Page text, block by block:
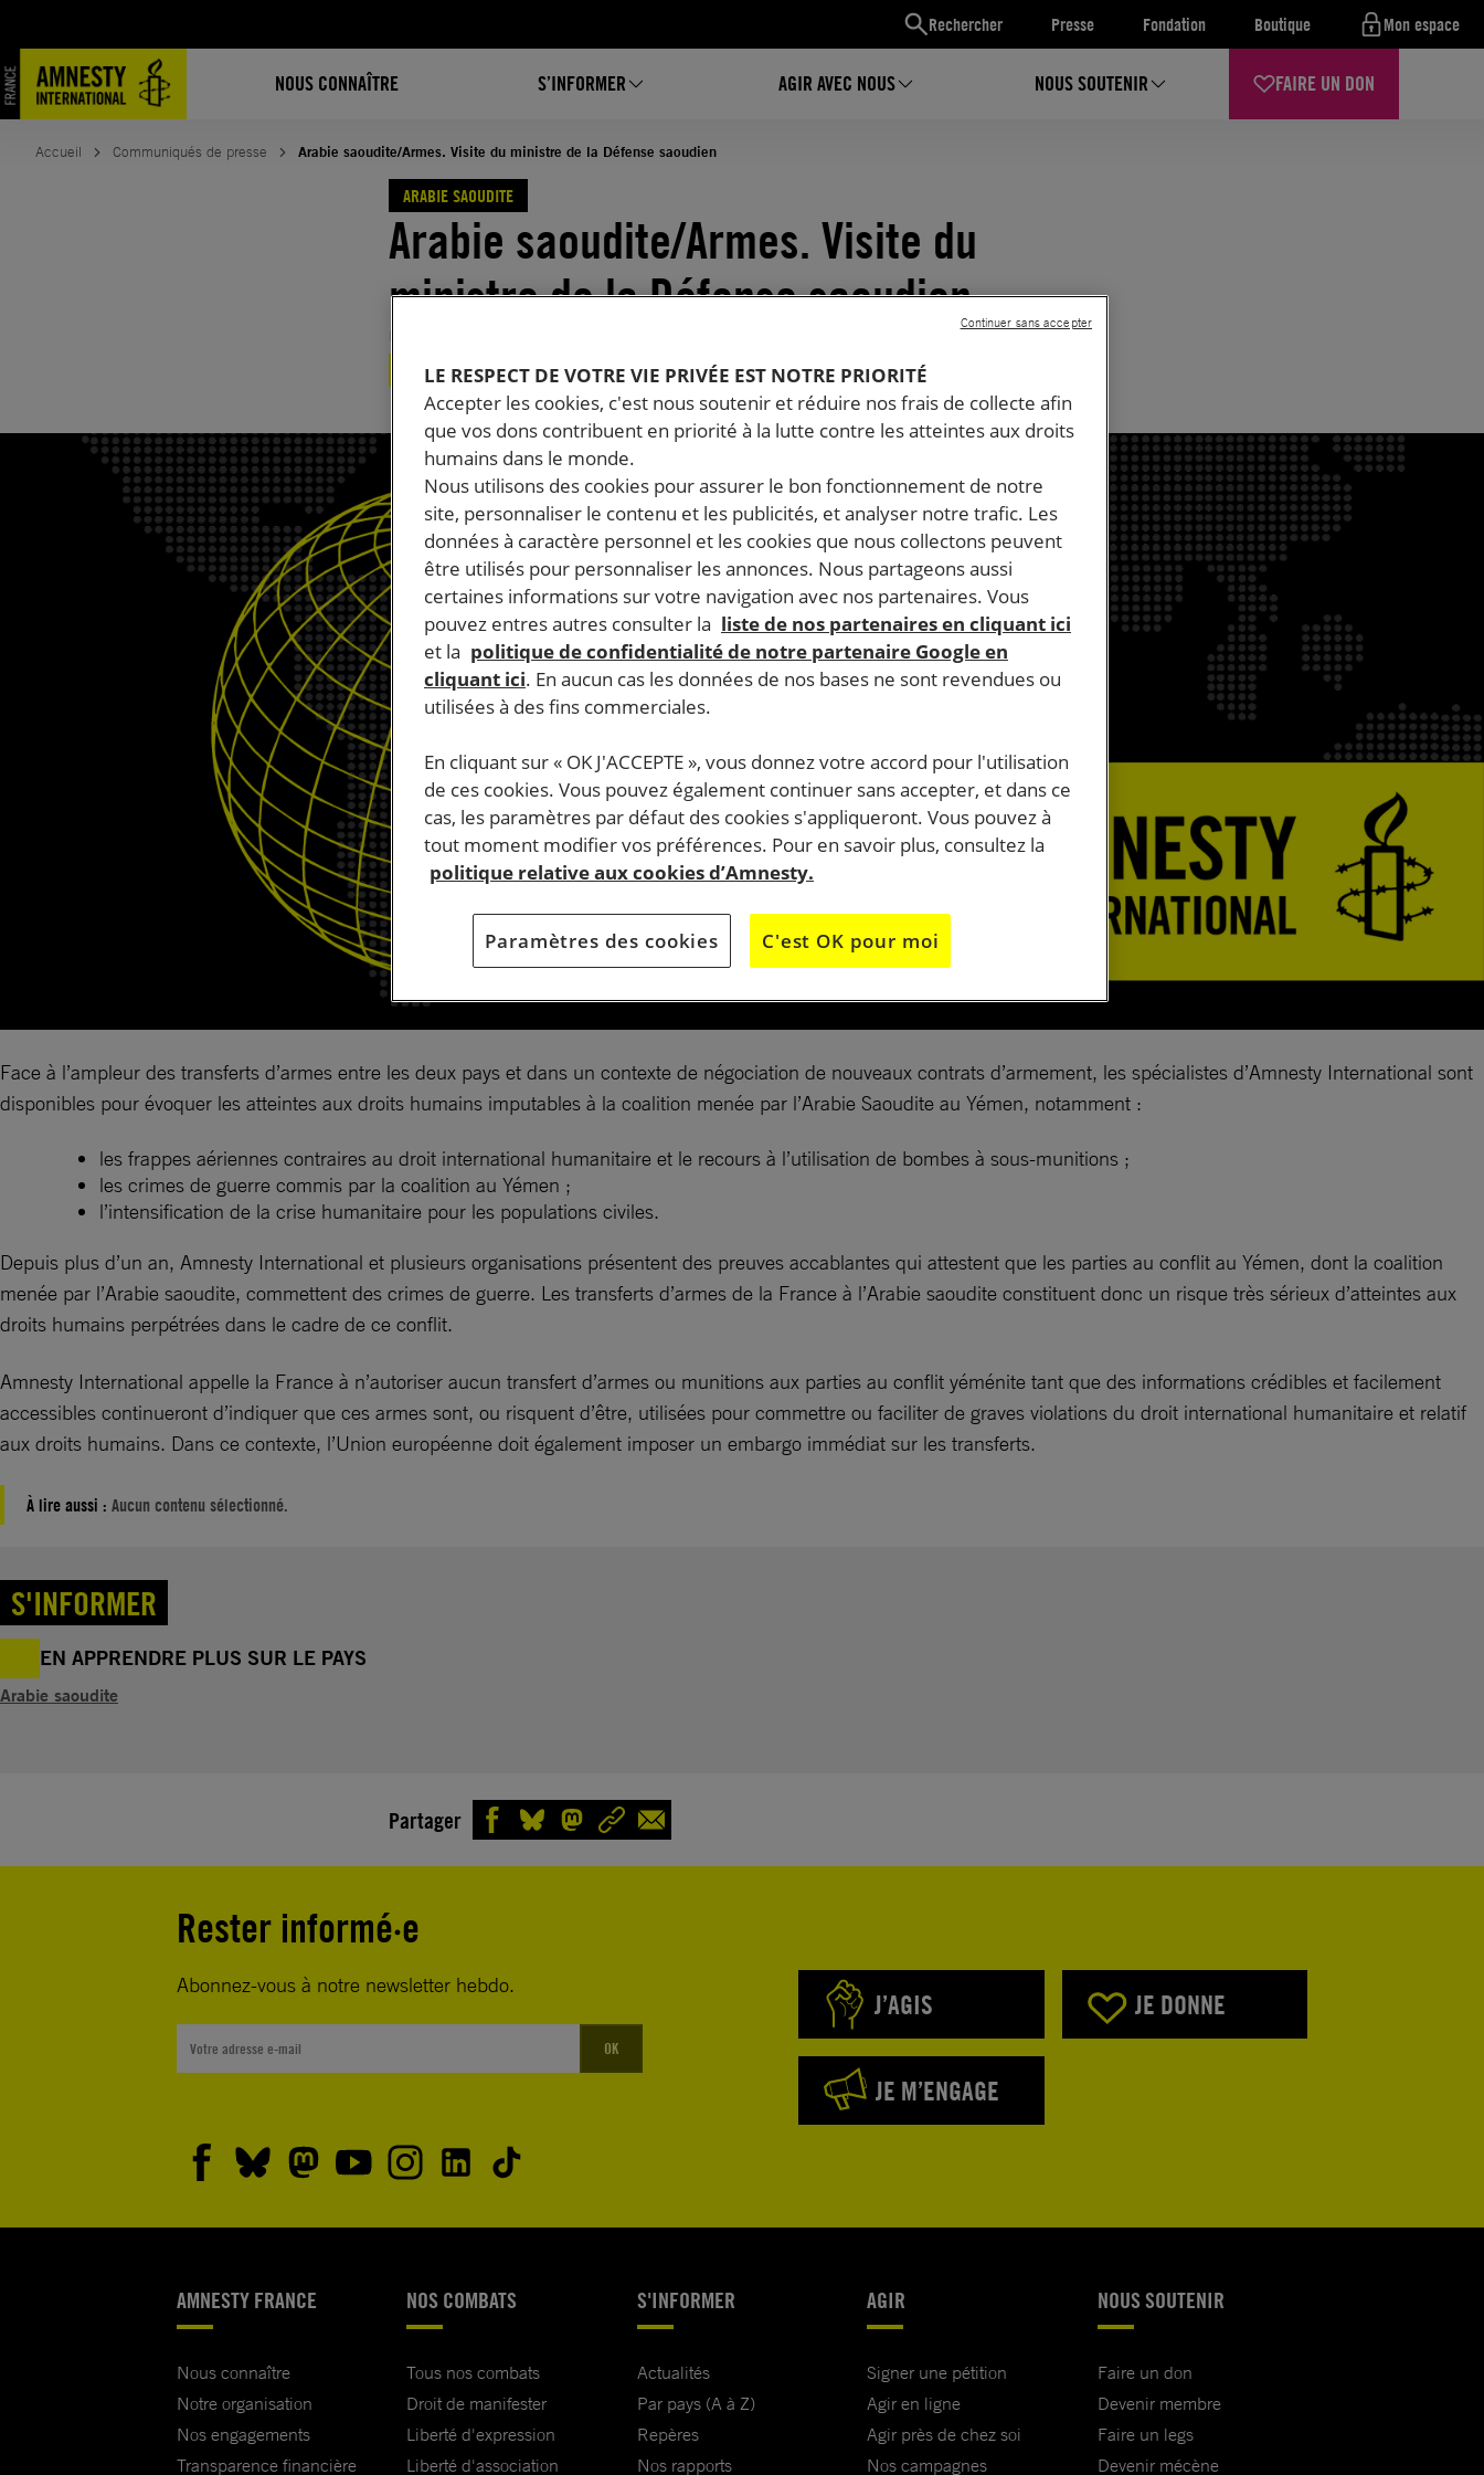
Rechercher Presse Fondation Boutique Mon espace
NOUS CONNAÎTRE S’INFORMER AGIR AVEC NOUS NOUS SOUTENIR FAIRE UN DON
contenu
Accueil Communiqués de presse Arabie saoudite/Armes. Visite du ministre de la Défense saoudien
ARABIE SAOUDITE
Arabie saoudite/Armes. Visite du
ministre de la Défense saoudien
ARABIE SAOUDITE
RESPECT DU DROIT INTERNATIONAL HUMANITAIRE
Face à l’ampleur des transferts d’armes entre les deux pays et dans un contexte de négociation de nouveaux contrats d’armement, les spécialistes d’Amnesty International sont
disponibles pour évoquer les atteintes aux droits humains imputables à la coalition menée par l’Arabie Saoudite au Yémen, notamment :
les frappes aériennes contraires au droit international humanitaire et le recours à l’utilisation de bombes à sous-munitions ;
les crimes de guerre commis par la coalition au Yémen ;
l’intensification de la crise humanitaire pour les populations civiles.
Depuis plus d’un an, Amnesty International et plusieurs organisations présentent des preuves accablantes qui attestent que les parties au conflit au Yémen, dont la coalition
menée par l’Arabie saoudite, commettent des crimes de guerre. Les transferts d’armes de la France à l’Arabie saoudite constituent donc un risque très sérieux d’atteintes aux
droits humains perpétrées dans le cadre de ce conflit.
Amnesty International appelle la France à n’autoriser aucun transfert d’armes ou munitions aux parties au conflit yéménite tant que des informations crédibles et facilement
accessibles continueront d’indiquer que ces armes sont, ou risquent d’être, utilisées pour commettre ou faciliter de graves violations du droit international humanitaire et relatif
aux droits humains. Dans ce contexte, l’Union européenne doit également imposer un embargo immédiat sur les transferts.
À lire aussi : Aucun contenu sélectionné.
S'INFORMER
EN APPRENDRE PLUS SUR LE PAYS
Arabie saoudite
Partager
Rester informé·e
Abonnez-vous à notre newsletter hebdo.
OK
J’AGIS JE DONNE
JE M’ENGAGE
AMNESTY FRANCE
Nous connaître
Notre organisation
Nos engagements
Transparence financière
NOS COMBATS
Tous nos combats
Droit de manifester
Liberté d'expression
Liberté d'association
S'INFORMER
Actualités
Par pays (A à Z)
Repères
Nos rapports
AGIR
Signer une pétition
Agir en ligne
Agir près de chez soi
Nos campagnes
NOUS SOUTENIR
Faire un don
Devenir membre
Faire un legs
Devenir mécène
LE RESPECT DE VOTRE VIE PRIVÉE EST NOTRE PRIORITÉ
Accepter les cookies, c'est nous soutenir et réduire nos frais de collecte afin
que vos dons contribuent en priorité à la lutte contre les atteintes aux droits
humains dans le monde.
Nous utilisons des cookies pour assurer le bon fonctionnement de notre
site, personnaliser le contenu et les publicités, et analyser notre trafic. Les
données à caractère personnel et les cookies que nous collectons peuvent
être utilisés pour personnaliser les annonces. Nous partageons aussi
certaines informations sur votre navigation avec nos partenaires. Vous
pouvez entres autres consulter la liste de nos partenaires en cliquant ici
et la politique de confidentialité de notre partenaire Google en
cliquant ici. En aucun cas les données de nos bases ne sont revendues ou
utilisées à des fins commerciales.
En cliquant sur « OK J'ACCEPTE », vous donnez votre accord pour l'utilisation
de ces cookies. Vous pouvez également continuer sans accepter, et dans ce
cas, les paramètres par défaut des cookies s'appliqueront. Vous pouvez à
tout moment modifier vos préférences. Pour en savoir plus, consultez la
politique relative aux cookies d’Amnesty.
Paramètres des cookies C'est OK pour moi
Continuer sans accepter